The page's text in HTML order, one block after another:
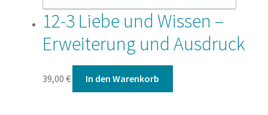
12-3 Liebe und Wissen –
Erweiterung und Ausdruck
39,00 € In den Warenkorb